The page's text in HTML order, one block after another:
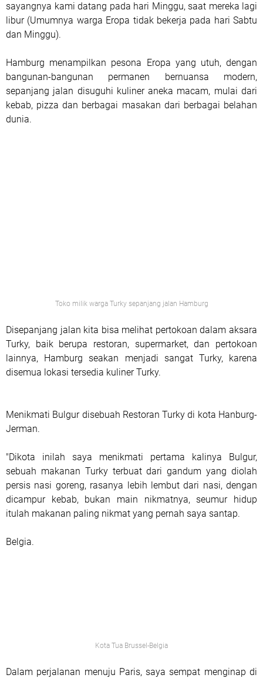
sayangnya kami datang pada hari Minggu, saat mereka lagi
libur (Umumnya warga Eropa tidak bekerja pada hari Sabtu
dan Minggu).
Hamburg menampilkan pesona Eropa yang utuh, dengan
bangunan-bangunan permanen bernuansa modern,
sepanjang jalan disuguhi kuliner aneka macam, mulai dari
kebab, pizza dan berbagai masakan dari berbagai belahan
dunia.
Toko milik warga Turky sepanjang jalan Hamburg
Disepanjang jalan kita bisa melihat pertokoan dalam aksara
Turky, baik berupa restoran, supermarket, dan pertokoan
lainnya, Hamburg seakan menjadi sangat Turky, karena
disemua lokasi tersedia kuliner Turky.
Menikmati Bulgur disebuah Restoran Turky di kota Hanburg-
Jerman.
"Dikota inilah saya menikmati pertama kalinya Bulgur,
sebuah makanan Turky terbuat dari gandum yang diolah
persis nasi goreng, rasanya lebih lembut dari nasi, dengan
dicampur kebab, bukan main nikmatnya, seumur hidup
itulah makanan paling nikmat yang pernah saya santap.
Belgia.
Kota Tua Brussel-Belgia
Dalam perjalanan menuju Paris, saya sempat menginap di